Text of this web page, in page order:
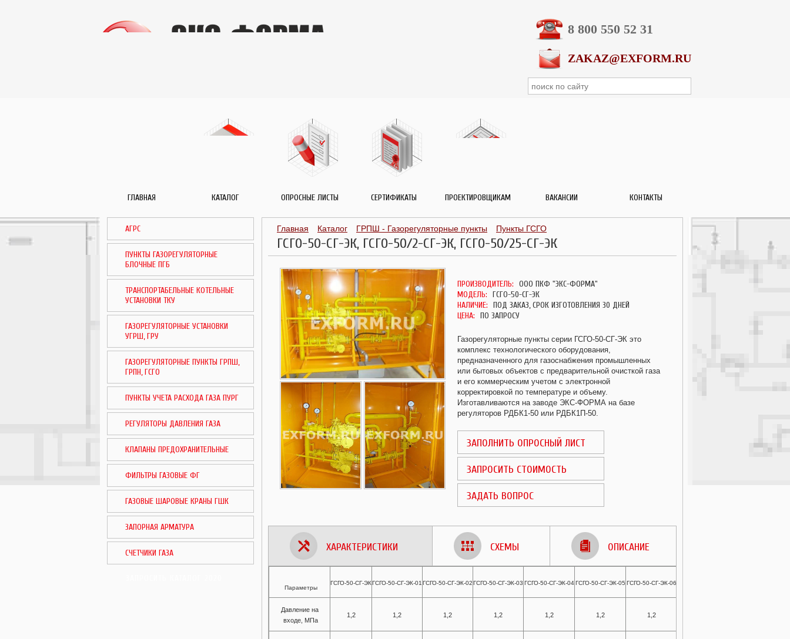
8 800 550 52 31
ZAKAZ@EXFORM.RU
ГЛАВНАЯ КАТАЛОГ ОПРОСНЫЕ ЛИСТЫ СЕРТИФИКАТЫ ПРОЕКТИРОВЩИКАМ ВАКАНСИИ КОНТАКТЫ
АГРС
ПУНКТЫ ГАЗОРЕГУЛЯТОРНЫЕ
БЛОЧНЫЕ ПГБ
ТРАНСПОРТАБЕЛЬНЫЕ КОТЕЛЬНЫЕ
УСТАНОВКИ ТКУ
ГАЗОРЕГУЛЯТОРНЫЕ УСТАНОВКИ
УГРШ, ГРУ
ГАЗОРЕГУЛЯТОРНЫЕ ПУНКТЫ ГРПШ,
ГРПН, ГСГО
ПУНКТЫ УЧЕТА РАСХОДА ГАЗА ПУРГ
РЕГУЛЯТОРЫ ДАВЛЕНИЯ ГАЗА
КЛАПАНЫ ПРЕДОХРАНИТЕЛЬНЫЕ
ФИЛЬТРЫ ГАЗОВЫЕ ФГ
ГАЗОВЫЕ ШАРОВЫЕ КРАНЫ ГШК
ЗАПОРНАЯ АРМАТУРА
СЧЕТЧИКИ ГАЗА
Главная Каталог ГРПШ - Газорегуляторные пункты Пункты ГСГО
ГСГО-50-СГ-ЭК, ГСГО-50/2-СГ-ЭК, ГСГО-50/25-СГ-ЭК
ПРОИЗВОДИТЕЛЬ: ООО ПКФ "ЭКС-ФОРМА"
МОДЕЛЬ: ГСГО-50-СГ-ЭК
НАЛИЧИЕ: ПОД ЗАКАЗ, СРОК ИЗГОТОВЛЕНИЯ 30 ДНЕЙ
ЦЕНА: ПО ЗАПРОСУ
Газорегуляторные пункты серии ГСГО-50-СГ-ЭК это
комплекс технологического оборудования,
предназначенного для газоснабжения промышленных
или бытовых объектов с предварительной очисткой газа
и его коммерческим учетом с электронной
корректировкой по температуре и объему.
Изготавливаются на заводе ЭКС-ФОРМА на базе
регуляторов РДБК1-50 или РДБК1П-50.
ЗАПОЛНИТЬ ОПРОСНЫЙ ЛИСТ
ЗАПРОСИТЬ СТОИМОСТЬ
ЗАДАТЬ ВОПРОС
ХАРАКТЕРИСТИКИ СХЕМЫ ОПИСАНИЕ
Параметры
ГСГО-50-СГ-ЭКГСГО-50-СГ-ЭК-01 ГСГО-50-СГ-ЭК-02 ГСГО-50-СГ-ЭК-03 ГСГО-50-СГ-ЭК-04 ГСГО-50-СГ-ЭК-05 ГСГО-50-СГ-ЭК-06
Давление на
входе, МПа
1,2 1,2 1,2 1,2 1,2 1,2 1,2